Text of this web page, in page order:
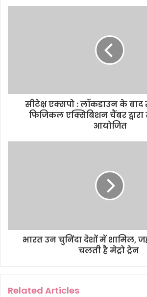
s
सीटेक्ष एक्सपो : लॉकडाउन के बाद
फिजिकल एक्सिबिशन चैंबर द्वारा
आयोजित
भारत उन चुनिंदा देशों में शामिल,
चलती है मेट्रो ट्रेन
Related Articles